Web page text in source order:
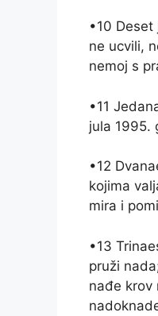
•10
ne ucvili,
nemoj s
•11
jula 1995.
•12
kojima
mira i
•13
pruži
nađe krov